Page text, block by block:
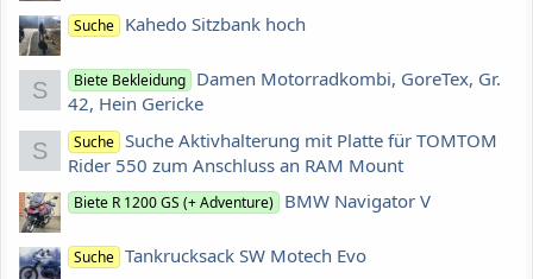
Suche Kahedo Sitzbank hoch
S Biete Bekleidung Damen Motorradkombi, GoreTex, Gr.
42, Hein Gericke
S Suche Suche Aktivhalterung mit Platte für TOMTOM
Rider 550 zum Anschluss an RAM Mount
Biete R 1200 GS (+ Adventure) BMW Navigator V
Suche Tankrucksack SW Motech Evo